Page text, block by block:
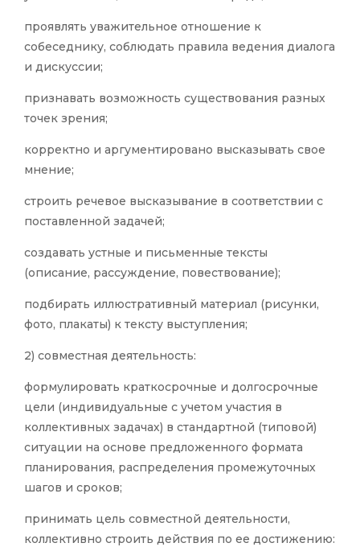
проявлять уважительное отношение к
собеседнику, соблюдать правила ведения диалога
и дискуссии;
признавать возможность существования разных
точек зрения;
корректно и аргументировано высказывать свое
мнение;
строить речевое высказывание в соответствии с
поставленной задачей;
создавать устные и письменные тексты
(описание, рассуждение, повествование);
подбирать иллюстративный материал (рисунки,
фото, плакаты) к тексту выступления;
2) совместная деятельность:
формулировать краткосрочные и долгосрочные
цели (индивидуальные с учетом участия в
коллективных задачах) в стандартной (типовой)
ситуации на основе предложенного формата
планирования, распределения промежуточных
шагов и сроков;
принимать цель совместной деятельности,
коллективно строить действия по ее достижению: